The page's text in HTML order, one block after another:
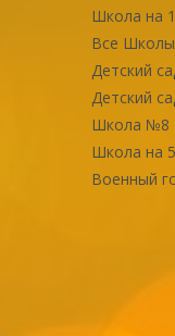
Школа на
Все Школы
Детский
Детский
Школа №8
Школа на
Военный